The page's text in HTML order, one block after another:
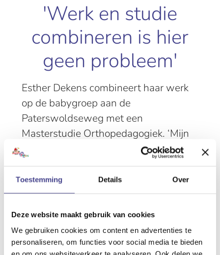
Toestemming Details Over
Deze website maakt gebruik van cookies
We gebruiken cookies om content en advertenties te
personaliseren, om functies voor social media te bieden
en om ons websiteverkeer te analyseren. Ook delen we
'Werk en studie
combineren is hier
geen probleem'
Esther Dekens combineert haar werk
op de babygroep aan de
Paterswoldseweg met een
Masterstudie Orthopedagogiek. ‘Mijn
werk en studie hebben een enorm
elkaar.Theorie en praktijk‘Na de
bachelor Social Work wist ik al dat
mijn...